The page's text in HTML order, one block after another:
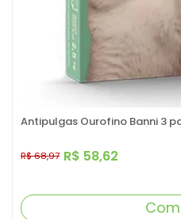
Antipulgas Ourofino Banni 3
R$ 58,62
R$ 68,97